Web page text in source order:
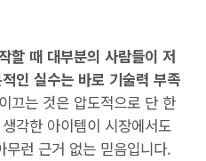
할 때 대부분의 사람들이 저
인 실수는 바로 기술력 부족
끄는 것은 압도적으로 단 한
각한 아이템이 시장에서도
무런 근거 없는 믿음입니다.